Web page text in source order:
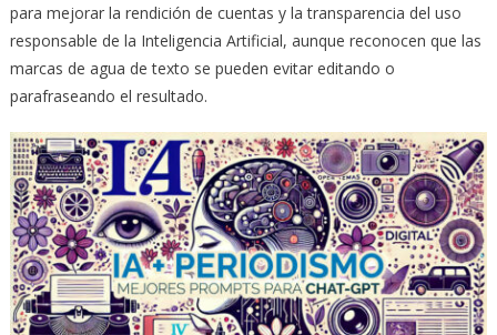
para mejorar la rendición de cuentas y la transparencia del uso
responsable de la Inteligencia Artificial, aunque reconocen que las
marcas de agua de texto se pueden evitar editando o
parafraseando el resultado.